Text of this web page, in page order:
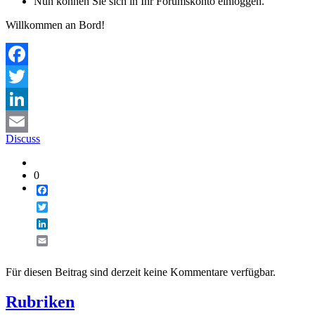
Willkommen an Bord!
Facebook
Twitter
LinkedIn
Email
Discuss
0
Für diesen Beitrag sind derzeit keine Kommentare verfügbar.
Rubriken